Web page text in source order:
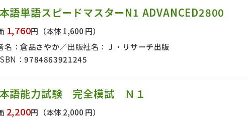
で絞り込む
絞り込む
絞り込む
語単語スピードマスターN1 ADVANCED2800
1,760円 （本体 1,600 円）
名：倉品さやか 出版社名： Ｊ・リサーチ出版
：9784863921245
語能力試験 完全模試 Ｎ１
2,200円 （本体 2,000 円）